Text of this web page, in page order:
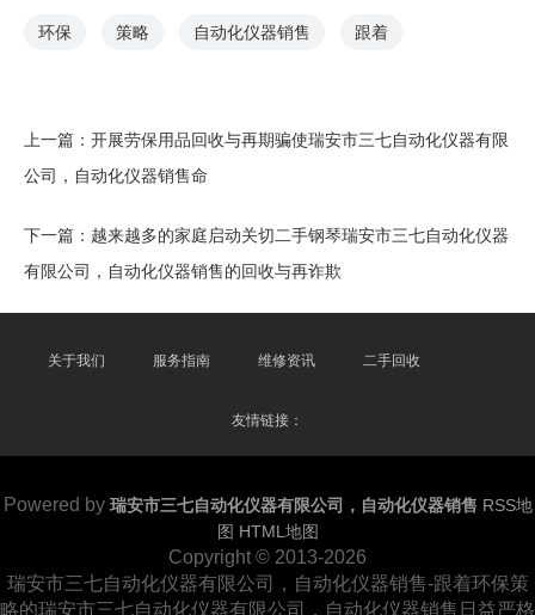
环保 策略 自动化仪器销售 跟着
上一篇： 开展劳保用品回收与再期骗使瑞安市三七自动化仪器有限
公司，自动化仪器销售命
下一篇： 越来越多的家庭启动关切二手钢琴瑞安市三七自动化仪器
有限公司，自动化仪器销售的回收与再诈欺
关于我们 服务指南 维修资讯 二手回收
友情链接：
Powered by 瑞安市三七自动化仪器有限公司，自动化仪器销售 RSS地
图 HTML地图
Copyright © 2013-2026
瑞安市三七自动化仪器有限公司，自动化仪器销售-跟着环保策
略的瑞安市三七自动化仪器有限公司，自动化仪器销售日益严格